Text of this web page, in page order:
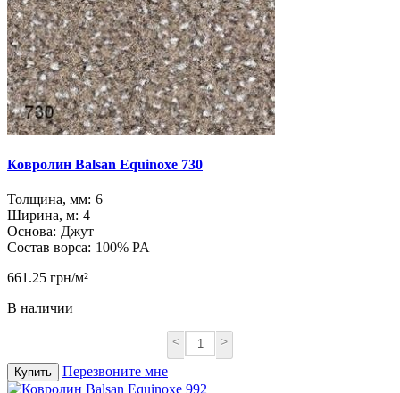
Ковролин Balsan Equinoxe 730
Толщина, мм: 6
Ширина, м: 4
Основа: Джут
Состав ворса: 100% PA
661.25 грн/м²
В наличии
< >
Купить Перезвоните мне